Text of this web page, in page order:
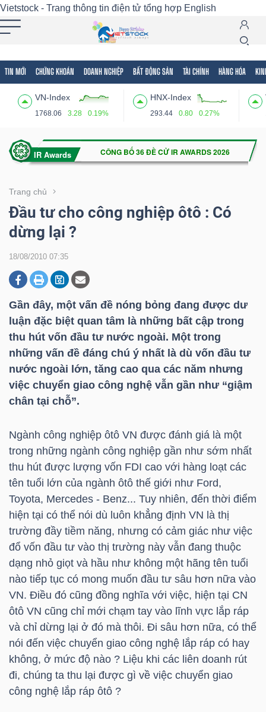
Vietstock - Trang thông tin điện tử tổng hợp English
TIN MỚI CHỨNG KHOÁN DOANH NGHIỆP BẤT ĐỘNG SẢN TÀI CHÍNH HÀNG HÓA
VN-Index
1768.06 3.28 0.19%
HNX-Index
293.44 0.80 0.27%
Trang chủ
Đầu tư cho công nghiệp ôtô : Có
dừng lại ?
18/08/2010 07:35
Gần đây, một vấn đề nóng bỏng đang được dư
luận đặc biệt quan tâm là những bất cập trong
thu hút vốn đầu tư nước ngoài. Một trong
những vấn đề đáng chú ý nhất là dù vốn đầu tư
nước ngoài lớn, tăng cao qua các năm nhưng
việc chuyển giao công nghệ vẫn gần như “giậm
chân tại chỗ”.
Ngành công nghiệp ôtô VN được đánh giá là một
trong những ngành công nghiệp gần như sớm nhất
thu hút được lượng vốn FDI cao với hàng loạt các
tên tuổi lớn của ngành ôtô thế giới như Ford,
Toyota, Mercedes - Benz... Tuy nhiên, đến thời điểm
hiện tại có thể nói dù luôn khẳng định VN là thị
trường đầy tiềm năng, nhưng có cảm giác như việc
đổ vốn đầu tư vào thị trường này vẫn đang thuộc
dạng nhỏ giọt và hầu như không một hãng tên tuổi
nào tiếp tục có mong muốn đầu tư sâu hơn nữa vào
VN. Điều đó cũng đồng nghĩa với việc, hiện tại CN
ôtô VN cũng chỉ mới chạm tay vào lĩnh vực lắp ráp
và chỉ dừng lại ở đó mà thôi. Đi sâu hơn nữa, có thể
nói đến việc chuyển giao công nghệ lắp ráp có hay
không, ở mức độ nào ? Liệu khi các liên doanh rút
đi, chúng ta thu lại được gì về việc chuyển giao
công nghệ lắp ráp ôtô ?
Tất cả Tính năng Ngành Mã chứng khoán
Tính
(-)
VIETSTOCK
CHỨNG
DOANH
NGHIỆP
ĐỘNG
TÀI
CHÍNH
HÀNG
KINH
TẾ
THẾ
GIỚI